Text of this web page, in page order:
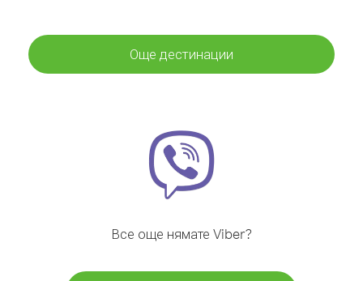
Още дестинации
Все още нямате Viber?